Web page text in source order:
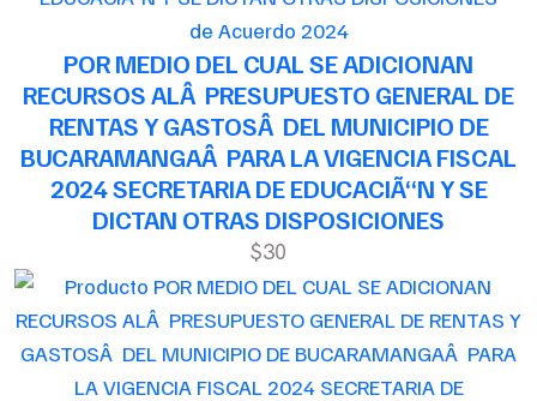
de Acuerdo 2024
POR MEDIO DEL CUAL SE ADICIONAN
RECURSOS ALÂ PRESUPUESTO GENERAL DE
RENTAS Y GASTOSÂ DEL MUNICIPIO DE
BUCARAMANGAÂ PARA LA VIGENCIA FISCAL
2024 SECRETARIA DE EDUCACIÃ“N Y SE
DICTAN OTRAS DISPOSICIONES
$30